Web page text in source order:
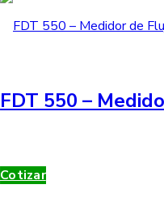
FDT 550 –
Cotizar